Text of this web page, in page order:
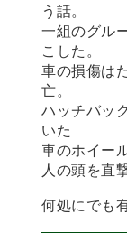
う話。
一組のグル
こした。
車の損傷は
亡。
ハッチバッ
いた
車のホイー
人の頭を直
何処にでも